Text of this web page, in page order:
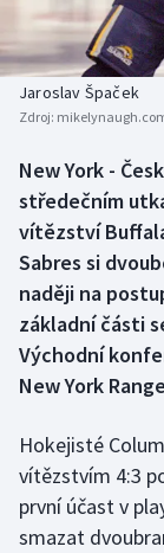
Baseball a
Basketbal
Biatlon
Boby a
Box
Curling
Dostihy
Futsal
Soutěže
Historické
Aplikace ČT
AZ kvíz
Jaroslav Špaček
Zdroj:
New York -
středečním
vítězství
Sabres si
naději na
základní části
Východní
New York
Hokejisté
vítězstvím 4:3
první účast v
smazat